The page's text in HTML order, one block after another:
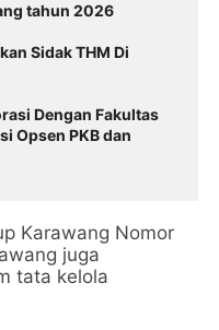
tahun 2026
Sidak THM Di
Dengan Fakultas
Opsen PKB dan
Karawang Nomor
juga
tata kelola